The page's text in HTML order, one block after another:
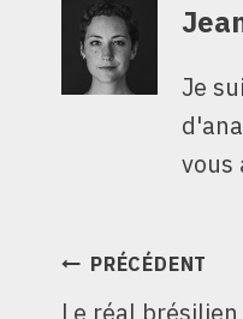
Je
vous
PRÉCÉDENT
Le réal